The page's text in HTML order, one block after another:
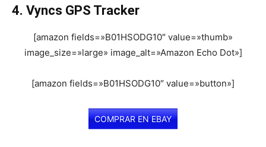
4. Vyncs GPS Tracker
[amazon fields=»B01HSODG10″ value=»thumb»
image_size=»large» image_alt=»Amazon Echo Dot»]
[amazon fields=»B01HSODG10″ value=»button»]
COMPRAR EN EBAY